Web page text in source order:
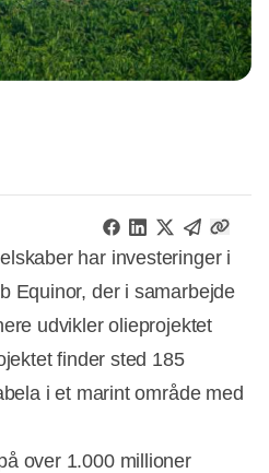
har investeringer i
Equinor, der i samarbejde
udvikler olieprojektet
finder sted 185
i et marint område med
over 1.000 millioner